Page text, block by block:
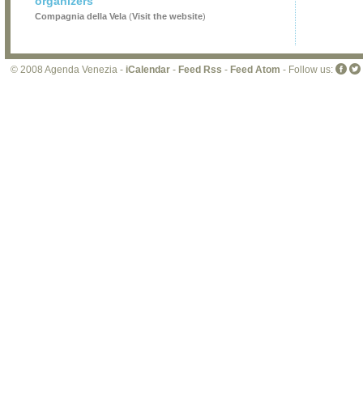
Compagnia della Vela (Visit the website)
© 2008 Agenda Venezia - iCalendar - Feed Rss - Feed Atom - Follow us: